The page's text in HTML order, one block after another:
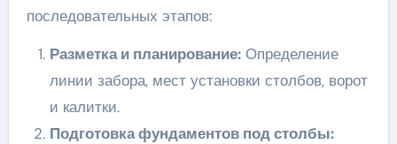
последовательных этапов:
Разметка и планирование:Определение
линии забора, мест установки столбов, ворот
и калитки.
Подготовка фундаментов под столбы: